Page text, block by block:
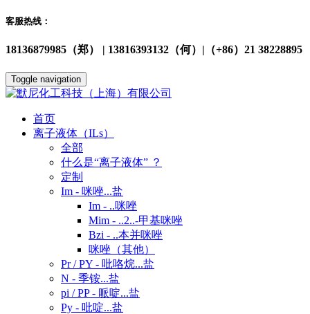
客服热线：
18136879985（郑） | 13816393132（何）|（+86）21 38228895
Toggle navigation
首页
离子液体（ILs）
全部
什么是“离子液体” ？
定制
Im - 咪唑...盐
Im - ..咪唑
Mim - ..2..-甲基咪唑
Bzi - ..本并咪唑
咪唑（其他）
Pr / PY - 吡咯烷...盐
N - 季铵...盐
pi / PP - 哌啶...盐
Py - 吡啶...盐